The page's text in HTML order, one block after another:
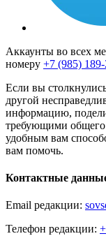
Аккаунты во всех
номеру +7 (985)
Если вы
другой
информацию,
требующими
удобным вам
вам помочь.
Контактные
Email редакции:
Телефон редакции: